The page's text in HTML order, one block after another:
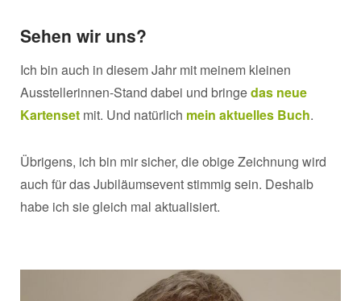
Sehen wir uns?
Ich bin auch in diesem Jahr mit meinem kleinen
Ausstellerinnen-Stand dabei und bringedas neue
Kartenset mit. Und natürlich mein aktuelles Buch.
Übrigens, ich bin mir sicher, die obige Zeichnung wird
auch für das Jubiläumsevent stimmig sein. Deshalb
habe ich sie gleich mal aktualisiert.